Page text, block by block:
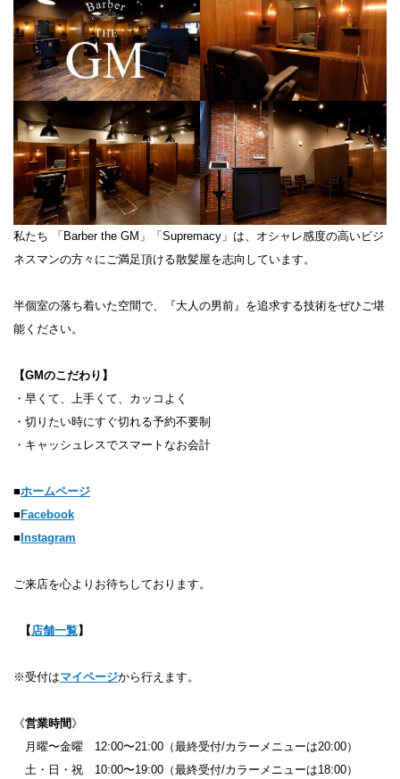
私たち 「Barber the GM」「Supremacy」は、オシャレ感度の高いビジ
ネスマンの方々にご満足頂ける散髪屋を志向しています。
半個室の落ち着いた空間で、『大人の男前』を追求する技術をぜひご堪
能ください。
【GMのこだわり】
・早くて、上手くて、カッコよく
・切りたい時にすぐ切れる予約不要制​
・キャッシュレスでスマートなお会計
■ホームページ
■ Facebook
■ Instagram
ご来店を心よりお待ちしております。
【店舗一覧】
※受付はマイページから行えます。
《営業時間 》
月曜〜金曜 12:00〜21:00（最終受付/カラーメニューは20:00）
土・日・祝 10:00〜19:00（最終受付/カラーメニューは18:00）